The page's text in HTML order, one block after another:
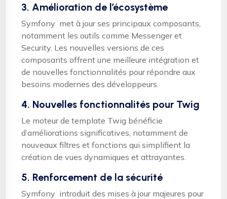
3. Amélioration de l’écosystème
Symfony met à jour ses principaux composants,
notamment les outils comme Messenger et
Security. Les nouvelles versions de ces
composants offrent une meilleure intégration et
de nouvelles fonctionnalités pour répondre aux
besoins modernes des développeurs.
4. Nouvelles fonctionnalités pour Twig
Le moteur de template Twig bénéficie
d’améliorations significatives, notamment de
nouveaux filtres et fonctions qui simplifient la
création de vues dynamiques et attrayantes.
5. Renforcement de la sécurité
Symfony introduit des mises à jour majeures pour